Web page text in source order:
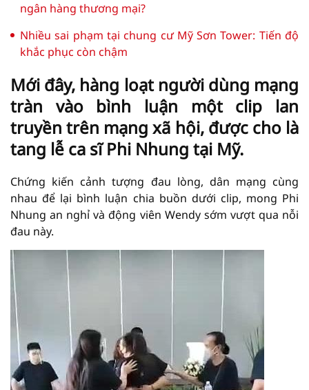
ngân hàng thương mại?
Nhiều sai phạm tại chung cư Mỹ Sơn Tower: Tiến độ
khắc phục còn chậm
Mới đây, hàng loạt người dùng mạng
tràn vào bình luận một clip lan
truyền trên mạng xã hội, được cho là
tang lễ ca sĩ Phi Nhung tại Mỹ.
Chứng kiến cảnh tượng đau lòng, dân mạng cùng
nhau để lại bình luận chia buồn dưới clip, mong Phi
Nhung an nghỉ và động viên Wendy sớm vượt qua nỗi
đau này.